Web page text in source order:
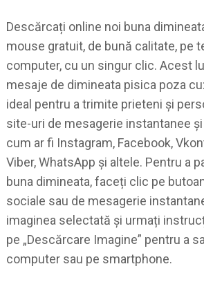
Descărcați online noi buna
mouse gratuit, de bună calitate, pe
computer, cu un singur clic. Acest
mesaje de dimineata pisica poza
ideal pentru a trimite prieteni și
site-uri de mesagerie instantanee
cum ar fi Instagram, Facebook,
Viber, WhatsApp și altele. Pentru a
buna dimineata, faceți clic pe
sociale sau de mesagerie
imaginea selectată și urmați
pe „Descărcare Imagine” pentru a
computer sau pe smartphone.